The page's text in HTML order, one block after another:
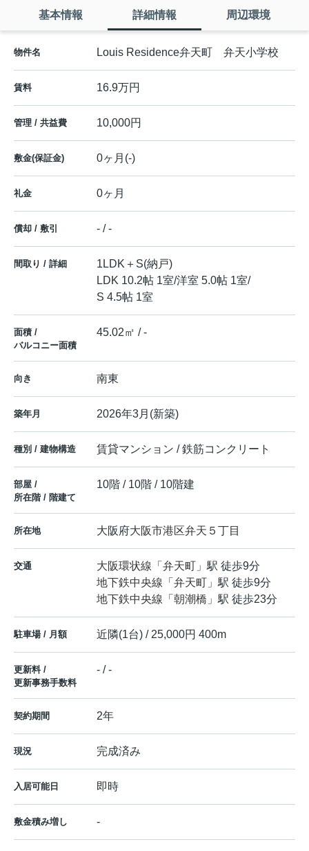
基本情報 詳細情報 周辺環境
物件名 Louis Residence弁天町 弁天小学校
賃料 16.9万円
管理 / 共益費 10,000円
敷金(保証金) 0ヶ月(-)
礼金 0ヶ月
償却 / 敷引 - / -
間取り / 詳細
1LDK＋S(納戸)
LDK 10.2帖 1室/洋室 5.0帖 1室/
S 4.5帖 1室
面積 /
バルコニー面積
45.02㎡ / -
向き 南東
築年月 2026年3月(新築)
種別 / 建物構造 賃貸マンション / 鉄筋コンクリート
部屋 /
所在階 / 階建て
10階 / 10階 / 10階建
所在地 大阪府大阪市港区弁天 ５丁目
交通 大阪環状線 「 弁天町 」駅 徒歩9分
地下鉄中央線 「 弁天町 」駅 徒歩9分
地下鉄中央線 「 朝潮橋 」駅 徒歩23分
駐車場 / 月額 近隣(1台) / 25,000円 400m
更新料 /
更新事務手数料
- / -
契約期間 2年
現況 完成済み
入居可能日 即時
敷金積み増し -